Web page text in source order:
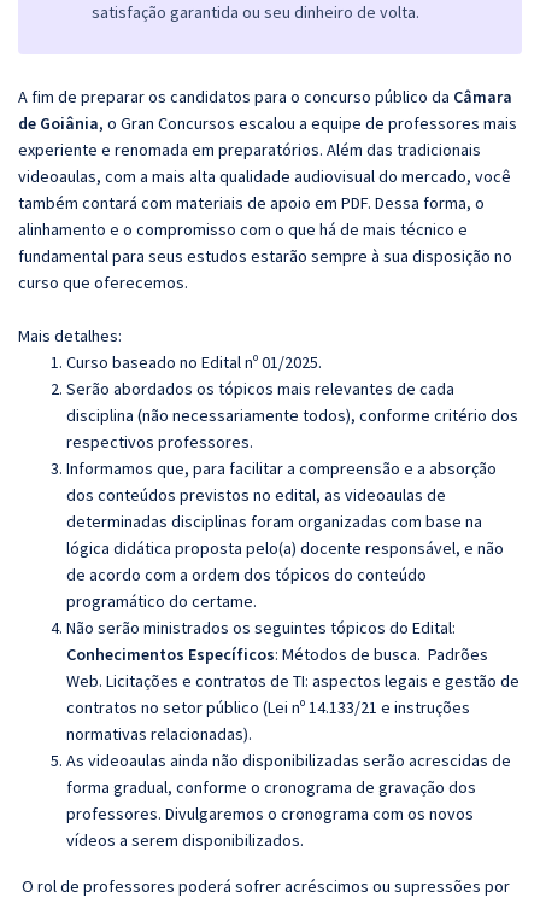
satisfação garantida ou seu dinheiro de volta.
A fim de preparar os candidatos para o concurso público da Câmara
de Goiânia, o Gran Concursos escalou a equipe de professores mais
experiente e renomada em preparatórios. Além das tradicionais
videoaulas, com a mais alta qualidade audiovisual do mercado, você
também contará com materiais de apoio em PDF. Dessa forma, o
alinhamento e o compromisso com o que há de mais técnico e
fundamental para seus estudos estarão sempre à sua disposição no
curso que oferecemos.
Mais detalhes:
Curso baseado no Edital nº 01/2025.
Serão abordados os tópicos mais relevantes de cada
disciplina (não necessariamente todos), conforme critério dos
respectivos professores.
Informamos que, para facilitar a compreensão e a absorção
dos conteúdos previstos no edital, as videoaulas de
determinadas disciplinas foram organizadas com base na
lógica didática proposta pelo(a) docente responsável, e não
de acordo com a ordem dos tópicos do conteúdo
programático do certame.
Não serão ministrados os seguintes tópicos do Edital:
Conhecimentos Específicos: Métodos de busca. Padrões
Web. Licitações e contratos de TI: aspectos legais e gestão de
contratos no setor público (Lei nº 14.133/21 e instruções
normativas relacionadas).
As videoaulas ainda não disponibilizadas serão acrescidas de
forma gradual, conforme o cronograma de gravação dos
professores. Divulgaremos o cronograma com os novos
vídeos a serem disponibilizados.
O rol de professores poderá sofrer acréscimos ou supressões por